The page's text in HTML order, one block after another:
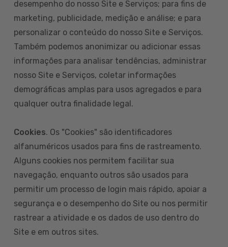
desempenho do nosso Site e Serviços; para fins de
marketing, publicidade, medição e análise; e para
personalizar o conteúdo do nosso Site e Serviços.
Também podemos anonimizar ou adicionar essas
informações para analisar tendências, administrar
nosso Site e Serviços, coletar informações
demográficas amplas para usos agregados e para
qualquer outra finalidade legal.
Cookies. Os "Cookies" são identificadores
alfanuméricos usados para fins de rastreamento.
Alguns cookies nos permitem facilitar sua
navegação, enquanto outros são usados para
permitir um processo de login mais rápido, apoiar a
segurança e o desempenho do Site ou nos permitir
rastrear a atividade e os dados de uso dentro do
Site e em outros sites.